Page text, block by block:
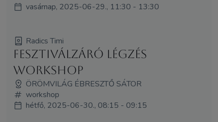
vasárnap, 2025-06-29., 11:30 - 13:30
Radics Timi
Fesztiválzáró légzés
workshop
ÖRÖMVILÁG ÉBRESZTŐ SÁTOR
workshop
hétfő, 2025-06-30., 08:15 - 09:15